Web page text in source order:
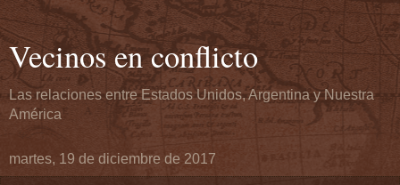
Vecinos en conflicto
Las relaciones entre Estados Unidos, Argentina y Nuestra
América
martes, 19 de diciembre de 2017